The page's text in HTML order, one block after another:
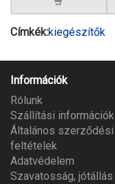
Címkék:kiegészítők
Információk
Rólunk
Szállítási információk
Általános szerződési
feltételek
Adatvédelem
Szavatosság, jótállás